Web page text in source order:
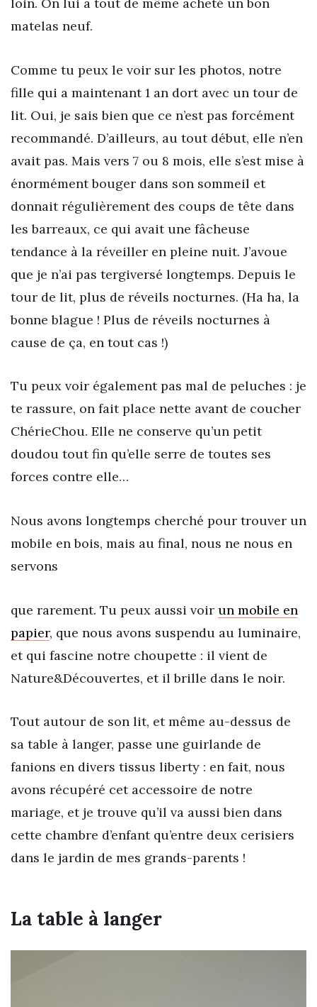
matelas neuf.
Comme tu peux le voir sur les photos, notre
fille qui a maintenant 1 an dort avec un tour de
lit. Oui, je sais bien que ce n’est pas forcément
recommandé. D’ailleurs, au tout début, elle n’en
avait pas. Mais vers 7 ou 8 mois, elle s’est mise à
énormément bouger dans son sommeil et
donnait régulièrement des coups de tête dans
les barreaux, ce qui avait une fâcheuse
tendance à la réveiller en pleine nuit. J’avoue
que je n’ai pas tergiversé longtemps. Depuis le
tour de lit, plus de réveils nocturnes. (Ha ha, la
bonne blague ! Plus de réveils nocturnes à
cause de ça, en tout cas !)
Tu peux voir également pas mal de peluches : je
te rassure, on fait place nette avant de coucher
ChérieChou. Elle ne conserve qu’un petit
doudou tout fin qu’elle serre de toutes ses
forces contre elle…
Nous avons longtemps cherché pour trouver un
mobile en bois, mais au final, nous ne nous en
servons
que rarement. Tu peux aussi voir un mobile en
papier, que nous avons suspendu au luminaire,
et qui fascine notre choupette : il vient de
Nature&Découvertes, et il brille dans le noir.
Tout autour de son lit, et même au-dessus de
sa table à langer, passe une guirlande de
fanions en divers tissus liberty : en fait, nous
avons récupéré cet accessoire de notre
mariage, et je trouve qu’il va aussi bien dans
cette chambre d’enfant qu’entre deux cerisiers
dans le jardin de mes grands-parents !
La table à langer